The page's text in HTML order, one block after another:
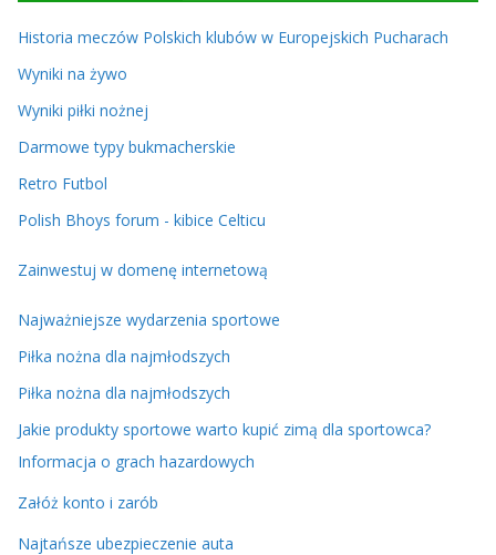
Historia meczów Polskich klubów w Europejskich Pucharach
Wyniki na żywo
Wyniki piłki nożnej
Darmowe typy bukmacherskie
Retro Futbol
Polish Bhoys forum - kibice Celticu
Zainwestuj w domenę internetową
Najważniejsze wydarzenia sportowe
Piłka nożna dla najmłodszych
Piłka nożna dla najmłodszych
Jakie produkty sportowe warto kupić zimą dla sportowca?
Informacja o grach hazardowych
Załóż konto i zarób
Najtańsze ubezpieczenie auta